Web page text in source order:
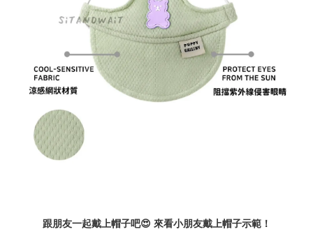
跟朋友一起戴上帽子吧😍 來看小朋友戴上帽子示範！